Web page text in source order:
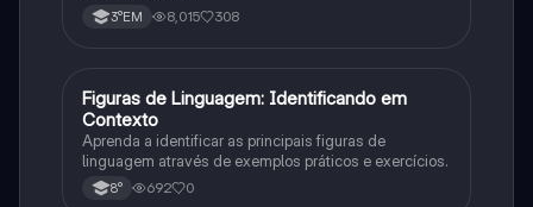
3°EM 8,015 308
FPortuguês
Figuras de Linguagem: Identificando em
Contexto
Aprenda a identificar as principais figuras de
linguagem através de exemplos práticos e exercícios.
8° 692 0